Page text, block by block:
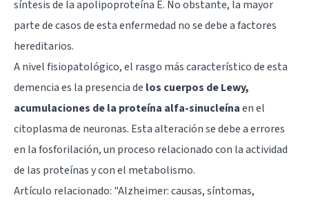
síntesis de la apolipoproteína E. No obstante, la mayor
parte de casos de esta enfermedad no se debe a factores
hereditarios.
A nivel fisiopatológico, el rasgo más característico de esta
demencia es la presencia de los cuerpos de Lewy,
acumulaciones de la proteína alfa-sinucleínaen el
citoplasma de neuronas. Esta alteración se debe a errores
en la fosforilación, un proceso relacionado con la actividad
de las proteínas y con el metabolismo.
Artículo relacionado: "Alzheimer: causas, síntomas,